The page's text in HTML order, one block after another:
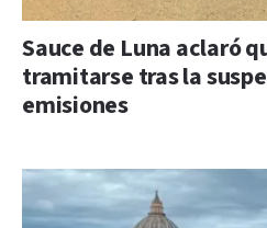
Sauce de Luna aclaró
tramitarse tras la
emisiones